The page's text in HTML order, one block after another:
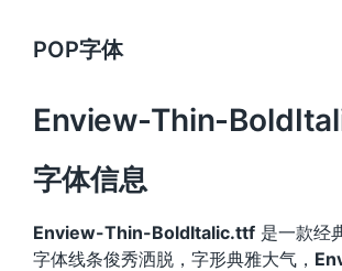
POP字体
Enview-Thin-
字体信息
Enview-Thin-BoldItalic.ttf 是一款经
字体线条俊秀洒脱，字形典雅大气，